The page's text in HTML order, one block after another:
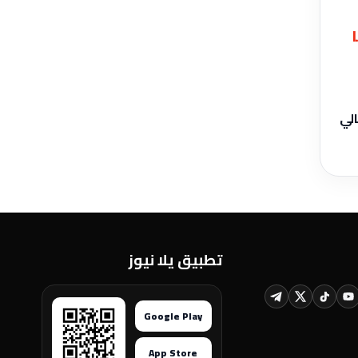
تطبيق يلا نيوز
Google Play
App Store